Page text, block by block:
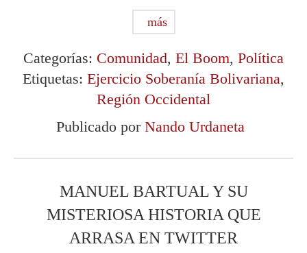
más
Categorías: Comunidad, El Boom, Política
Etiquetas: Ejercicio Soberanía Bolivariana,
Región Occidental
Publicado por Nando Urdaneta
MANUEL BARTUAL Y SU
MISTERIOSA HISTORIA QUE
ARRASA EN TWITTER